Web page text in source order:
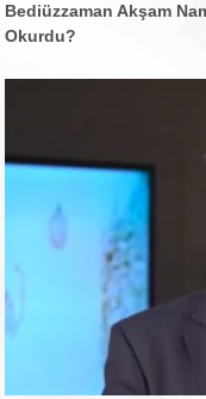
Bediüzzaman Akşam
Okurdu?